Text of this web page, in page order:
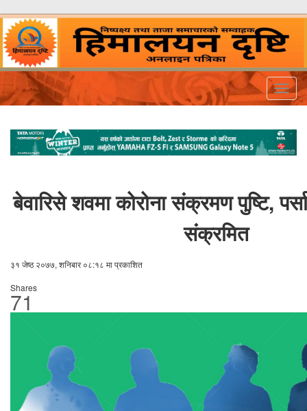
बेवारिसे शवमा कोरोना संक्रमण पुष्टि,
संक्रमित
३१ जेष्ठ २०७७, शनिबार ०८:१८ मा प्रकाशित
Shares
71